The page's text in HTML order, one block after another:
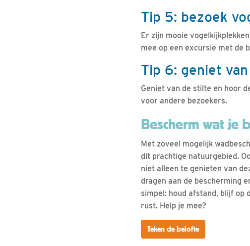
Tip 5: bezoek
Er zijn mooie
mee op een excursie met de
Tip 6: geniet
Geniet van de stilte en hoor
voor andere bezoekers.
Bescherm wat je
Met zoveel mogelijk
dit prachtige natuurgebied.
niet alleen te genieten van
dragen aan de bescherming
simpel: houd afstand, blijf op
rust. Help je mee?
Teken de belofte